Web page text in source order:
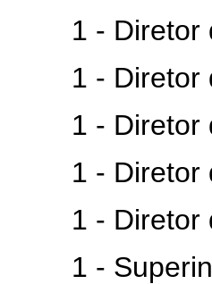
1 - Diretor
1 - Diretor
1 - Diretor
1 - Diretor
1 - Diretor
1 -